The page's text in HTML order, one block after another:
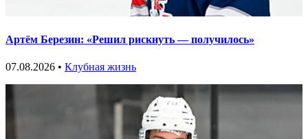
Артём Березин: «Решил рискнуть — получилось»
07.08.2026 • Клубная жизнь